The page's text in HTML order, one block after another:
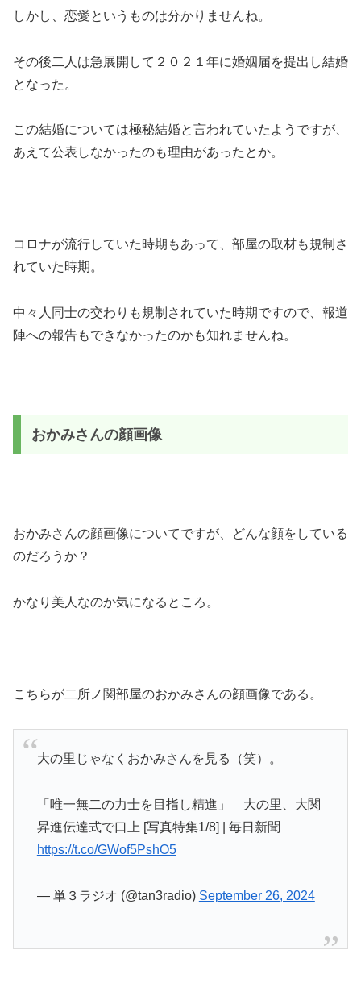
しかし、恋愛というものは分かりませんね。
その後二人は急展開して２０２１年に婚姻届を提出し結婚
となった。
この結婚については極秘結婚と言われていたようですが、
あえて公表しなかったのも理由があったとか。
コロナが流行していた時期もあって、部屋の取材も規制さ
れていた時期。
中々人同士の交わりも規制されていた時期ですので、報道
陣への報告もできなかったのかも知れませんね。
おかみさんの顔画像
おかみさんの顔画像についてですが、どんな顔をしている
のだろうか？
かなり美人なのか気になるところ。
こちらが二所ノ関部屋のおかみさんの顔画像である。
大の里じゃなくおかみさんを見る（笑）。
「唯一無二の力士を目指し精進」 大の里、大関
昇進伝達式で口上 [写真特集1/8] | 毎日新聞
https://t.co/GWof5PshO5
— 単３ラジオ (@tan3radio) September 26, 2024